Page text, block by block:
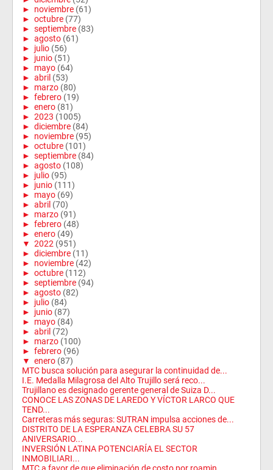
► noviembre (61)
► octubre (77)
► septiembre (83)
► agosto (61)
► julio (56)
► junio (51)
► mayo (64)
► abril (53)
► marzo (80)
► febrero (19)
► enero (81)
► 2023 (1005)
► diciembre (84)
► noviembre (95)
► octubre (101)
► septiembre (84)
► agosto (108)
► julio (95)
► junio (111)
► mayo (69)
► abril (70)
► marzo (91)
► febrero (48)
► enero (49)
▼ 2022 (951)
► diciembre (11)
► noviembre (42)
► octubre (112)
► septiembre (94)
► agosto (82)
► julio (84)
► junio (87)
► mayo (84)
► abril (72)
► marzo (100)
► febrero (96)
▼ enero (87)
MTC busca solución para asegurar la continuidad de...
I.E. Medalla Milagrosa del Alto Trujillo será reco...
Trujillano es designado gerente general de Suiza D...
CONOCE LAS ZONAS DE LAREDO Y VÍCTOR LARCO QUE
TEND...
Carreteras más seguras: SUTRAN impulsa acciones de...
DISTRITO DE LA ESPERANZA CELEBRA SU 57
ANIVERSARIO...
INVERSIÓN LATINA POTENCIARÍA EL SECTOR
INMOBILIARI...